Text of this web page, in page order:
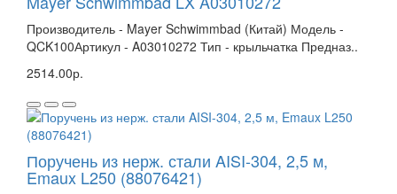
Производитель - Mayer Schwimmbad (Китай) Модель -
QCK100Артикул - A03010272 Тип - крыльчатка Предназ..
2514.00р.
Поручень из нерж. стали AISI-304, 2,5 м,
Emaux L250 (88076421)